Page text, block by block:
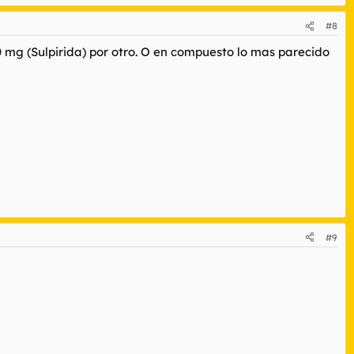
#8
(Sulpirida) por otro. O en compuesto lo mas parecido
#9